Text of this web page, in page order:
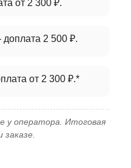
от 2 300 ₽.
2 500 ₽.
от 2 300 ₽.*
у оператора. Итоговая